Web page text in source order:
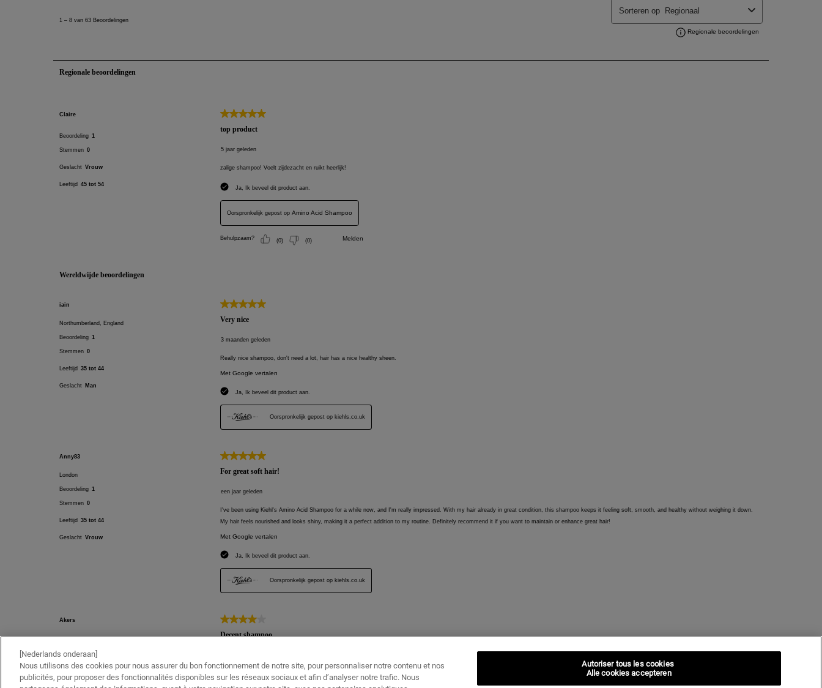
[Nederlands onderaan]
Nous utilisons des cookies pour nous assurer du bon fonctionnement de notre site, pour personnaliser notre contenu et nos
publicités, pour proposer des fonctionnalités disponibles sur les réseaux sociaux et afin d’analyser notre trafic. Nous
Autoriser tous les cookies
Alle cookies accepteren